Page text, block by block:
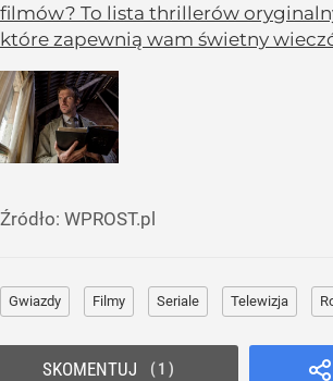
filmów? To lista thrillerów
które zapewnią wam świetny
Źródło: WPROST.pl
Gwiazdy Filmy Seriale Telewizja
SKOMENTUJ 1